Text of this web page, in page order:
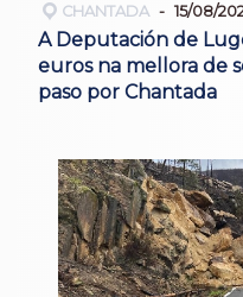
CHANTADA 15/08/
A Deputación de
euros na mellora de
paso por Chantada